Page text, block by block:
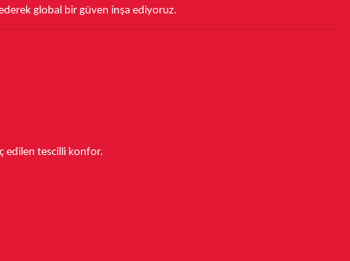
global bir güven inşa ediyoruz.
edilen tescilli konfor.